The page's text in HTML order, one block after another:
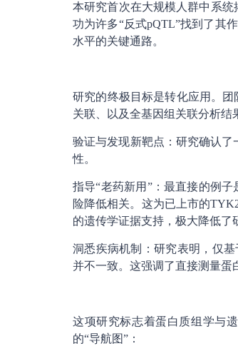
本研究首次在大规模人群中系
功为许多“反式pQTL”找到了其
水平的关键通路。
研究的终极目标是转化应用。
关联、以及全基因组关联分析结
验证与发现新靶点：研究确认
性。
指导“老药新用”：最直接的例
险降低相关。这为已上市的
的遗传学证据支持，极大降低了
洞悉疾病机制：研究表明，仅
并不一致。这强调了直接测量蛋
这项研究标志着蛋白质组学与
的“导航图”：